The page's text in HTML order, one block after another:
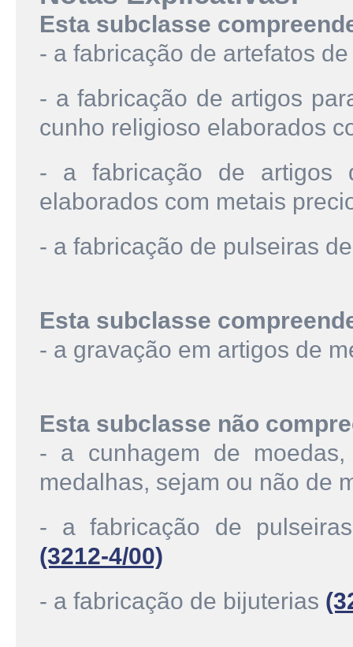
Esta subclasse
- a fabricação de artefatos
- a fabricação de artigos
cunho religioso elaborados
- a fabricação de artigos
elaborados com metais
- a fabricação de pulseiras
Esta subclasse
- a gravação em artigos de
Esta subclasse não
- a cunhagem de
medalhas, sejam ou não de
- a fabricação de
(3212-4/00)
- a fabricação de bijuterias